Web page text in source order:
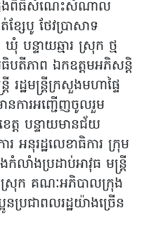
នុងពិធីសំណេះសំណាល
ែបូ ថែវប្រាសាទ
ឃុំ បន្ទាយឆ្មារ ស្រុក ថ្ម
បតីភាព ឯកឧត្ដមអភិសន្តិ
ដ្ឋមន្ត្រីក្រសួងមហាផ្ទៃ
នការអញ្ជើញចូលរួម
ត្ត បន្ទាយមានជ័យ
អនុរដ្ឋលេខាធិការ ក្រុម
លាំងប្រដាប់អាវុធ មន្រ្តី
ង ស្រុក គណៈអភិបាលក្រុង
ប្រជាពលរដ្ឋយ៉ាងច្រើន